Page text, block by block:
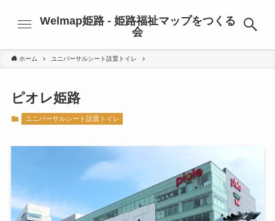
Welmap姫路 - 姫路福祉マップをつくる
会
ホーム ユニバーサルシート設置トイレ
ピオレ姫路
ユニバーサルシート設置トイレ